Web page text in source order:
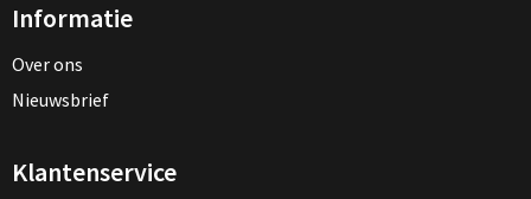
Informatie
Over ons
Nieuwsbrief
Klantenservice